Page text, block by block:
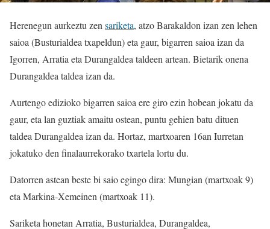
Herenegun aurkeztu zensariketa, atzo Barakaldon izan zen lehen
saioa (Busturialdea txapeldun) eta gaur, bigarren saioa izan da
Igorren, Arratia eta Durangaldea taldeen artean. Bietarik onena
Durangaldea taldea izan da.
Aurtengo edizioko bigarren saioa ere giro ezin hobean jokatu da
gaur, eta lan guztiak amaitu ostean, puntu gehien batu dituen
taldea Durangaldea izan da. Hortaz, martxoaren 16an Iurretan
jokatuko den finalaurrekorako txartela lortu du.
Datorren astean beste bi saio egingo dira: Mungian (martxoak 9)
eta Markina-Xemeinen (martxoak 11).
Sariketa honetan Arratia, Busturialdea, Durangaldea,